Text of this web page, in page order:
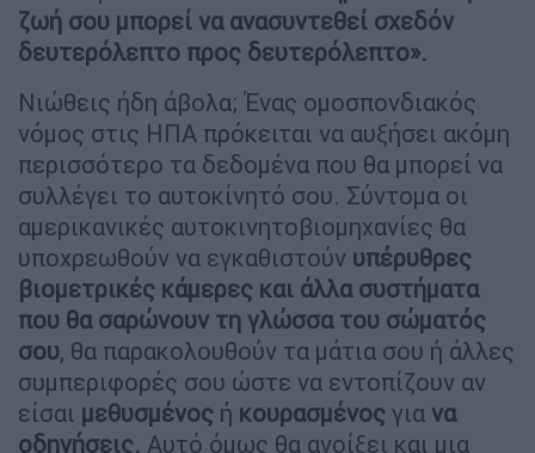
ζωή σου μπορεί να ανασυντεθεί σχεδόν
δευτερόλεπτο προς δευτερόλεπτο».
Νιώθεις ήδη άβολα; Ένας ομοσπονδιακός
νόμος στις ΗΠΑ πρόκειται να αυξήσει ακόμη
περισσότερο τα δεδομένα που θα μπορεί να
συλλέγει το αυτοκίνητό σου. Σύντομα οι
αμερικανικές αυτοκινητοβιομηχανίες θα
υποχρεωθούν να εγκαθιστούν υπέρυθρες
βιομετρικές κάμερες και άλλα συστήματα
που θα σαρώνουν τη γλώσσα του σώματός
σου, θα παρακολουθούν τα μάτια σου ή άλλες
συμπεριφορές σου ώστε να εντοπίζουν αν
είσαι μεθυσμένος ή κουρασμένος για να
οδηγήσεις. Αυτό όμως θα ανοίξει και μια